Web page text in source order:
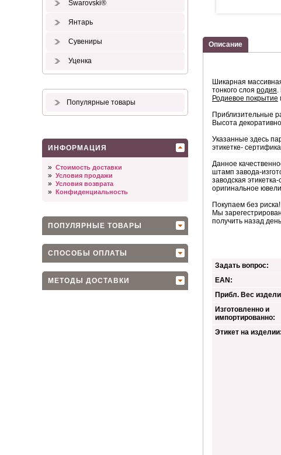
Swarovski®
Янтарь
Сувениры
Уценка
Популярные товары
ИНФОРМАЦИЯ
» Стоимость доставки
» Условия продажи
» Условия возврата
» Конфиденциальность
ПОПУЛЯРНЫЕ ТОВАРЫ
СПОСОБЫ ОПЛАТЫ
МЕТОДЫ ДОСТАВКИ
Описание
Шикарная
тонкого слоя родия.
Родиевое покрытие
Приблизительные
Высота
Указанные здесь
этикетке-
Данное
штамп завода-
заводская
оригинальное
Покупаем без риска!
Мы
получить назад
Задать вопрос:
EAN:
Прибл. Вес
Изготовленно и
импортированно:
Этикет на изделии: